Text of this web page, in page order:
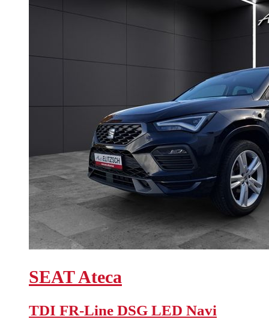
SEATAteca
TDI FR-Line DSG LED Navi